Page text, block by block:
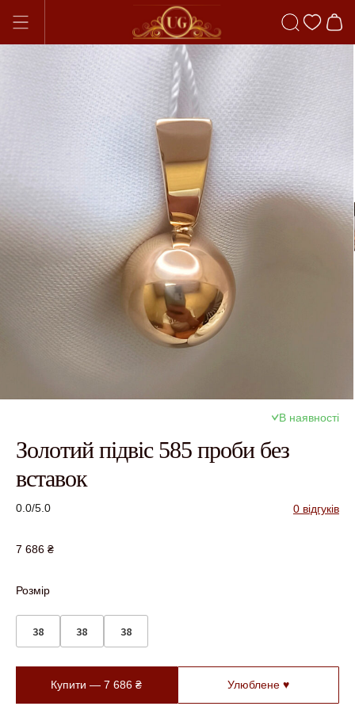
В наявності
Золотий підвіс 585 проби без
вставок
0.0/5.0 0 відгуків
7 686 ₴
Розмір
38 38 38
Купити —7 686₴ Улюблене ♥